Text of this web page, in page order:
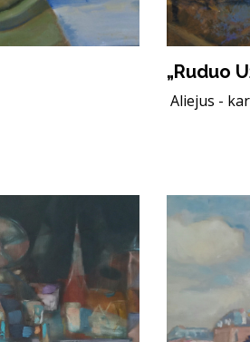
„Ruduo
Aliejus -